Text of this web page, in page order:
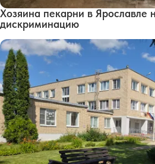
Хозяина пекарни в Ярославле
дискриминацию